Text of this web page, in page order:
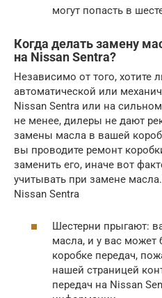
могут попасть в
Когда делать замену
на Nissan Sentra?
Независимо от того, хотите
автоматической или
Nissan Sentra или на
не менее, дилеры не дают
замены масла в вашей
вы проводите ремонт
заменить его, иначе вот
учитывать при замене
Nissan Sentra
Шестерни прыгают:
масла, и у вас может
коробке передач,
нашей страницей
передач на Nissan